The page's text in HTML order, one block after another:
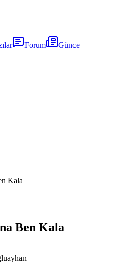
Forum
Günce
Kala
Ben Kala